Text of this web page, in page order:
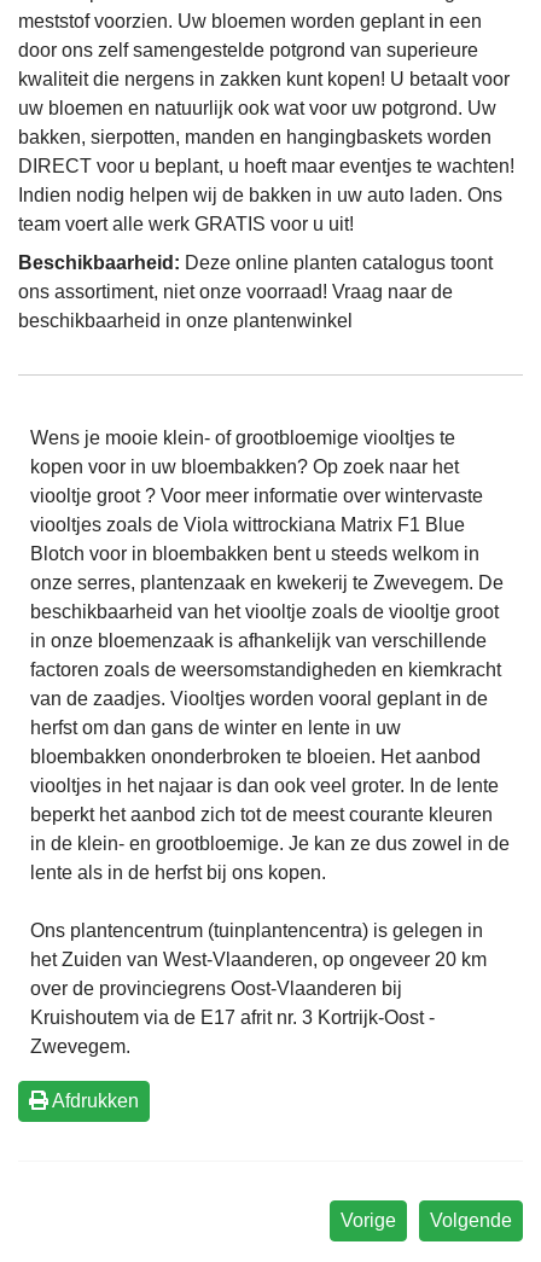
meststof voorzien. Uw bloemen worden geplant in een
door ons zelf samengestelde potgrond van superieure
kwaliteit die nergens in zakken kunt kopen! U betaalt voor
uw bloemen en natuurlijk ook wat voor uw potgrond. Uw
bakken, sierpotten, manden en hangingbaskets worden
DIRECT voor u beplant, u hoeft maar eventjes te wachten!
Indien nodig helpen wij de bakken in uw auto laden. Ons
team voert alle werk GRATIS voor u uit!
Beschikbaarheid: Deze online planten catalogus toont
ons assortiment, niet onze voorraad! Vraag naar de
beschikbaarheid in onze plantenwinkel
Wens je mooie klein- of grootbloemige viooltjes te
kopen voor in uw bloembakken? Op zoek naar het
viooltje groot ? Voor meer informatie over wintervaste
viooltjes zoals de Viola wittrockiana Matrix F1 Blue
Blotch voor in bloembakken bent u steeds welkom in
onze serres, plantenzaak en kwekerij te Zwevegem. De
beschikbaarheid van het viooltje zoals de viooltje groot
in onze bloemenzaak is afhankelijk van verschillende
factoren zoals de weersomstandigheden en kiemkracht
van de zaadjes. Viooltjes worden vooral geplant in de
herfst om dan gans de winter en lente in uw
bloembakken ononderbroken te bloeien. Het aanbod
viooltjes in het najaar is dan ook veel groter. In de lente
beperkt het aanbod zich tot de meest courante kleuren
in de klein- en grootbloemige. Je kan ze dus zowel in de
lente als in de herfst bij ons kopen.
Ons plantencentrum (tuinplantencentra) is gelegen in
het Zuiden van West-Vlaanderen, op ongeveer 20 km
over de provinciegrens Oost-Vlaanderen bij
Kruishoutem via de E17 afrit nr. 3 Kortrijk-Oost -
Zwevegem.
Afdrukken
Volgende
Vorige